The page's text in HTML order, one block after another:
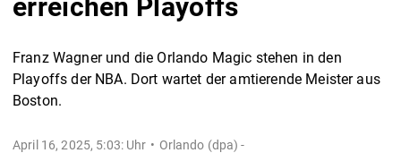
erreichen Playoffs
Franz Wagner und die Orlando Magic stehen in den
Playoffs der NBA. Dort wartet der amtierende Meister aus
Boston.
April 16, 2025, 5:03: Uhr
Orlando (dpa) -